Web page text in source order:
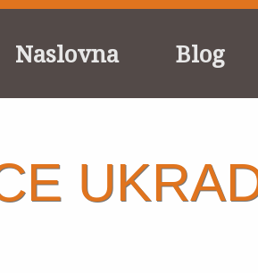
Naslovna Blog